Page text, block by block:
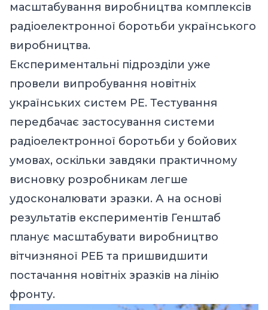
масштабування виробництва комплексів
радіоелектронної боротьби українського
виробництва.
Експериментальні підрозділи уже
провели випробування новітніх
українських систем РЕ. Тестування
передбачає застосування системи
радіоелектронної боротьби у бойових
умовах, оскільки завдяки практичному
висновку розробникам легше
удосконалювати зразки. А на основі
результатів експериментів Генштаб
планує масштабувати виробництво
вітчизняної РЕБ та пришвидшити
постачання новітніх зразків на лінію
фронту.